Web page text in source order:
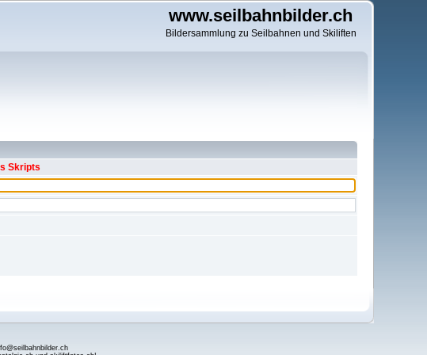
www.seilbahnbilder.ch
Bildersammlung zu Seilbahnen und Skiliften
Skripts